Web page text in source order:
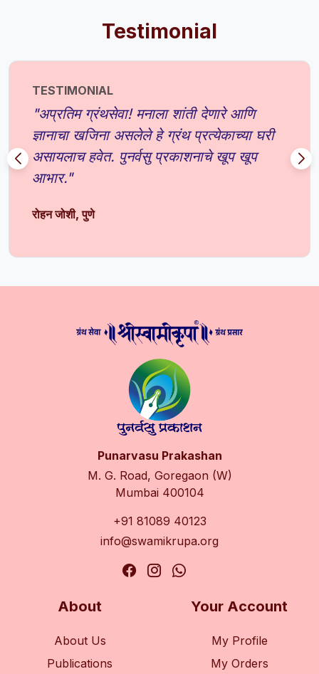
Testimonial
TESTIMONIAL
"अप्रतिम ग्रंथसेवा! मनाला शांती देणारे आणि
ज्ञानाचा खजिना असलेले हे ग्रंथ प्रत्येकाच्या घरी
असायलाच हवेत. पुनर्वसु प्रकाशनाचे खूप खूप
आभार."
रोहन जोशी, पुणे
Punarvasu Prakashan
M. G. Road, Goregaon (W)
Mumbai 400104
+91 81089 40123
info@swamikrupa.org
About
About Us
Publications
Your Account
My Profile
My Orders